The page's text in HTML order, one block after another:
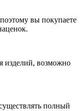
вы покупаете
изделий, возможно
полный